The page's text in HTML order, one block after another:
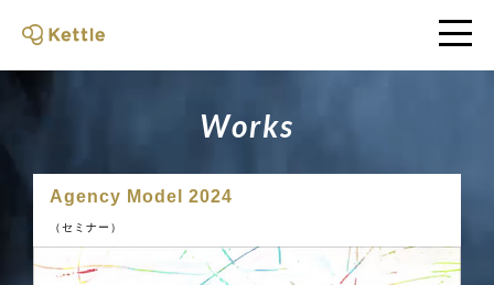
Works
Agency Model 2024
（セミナー）